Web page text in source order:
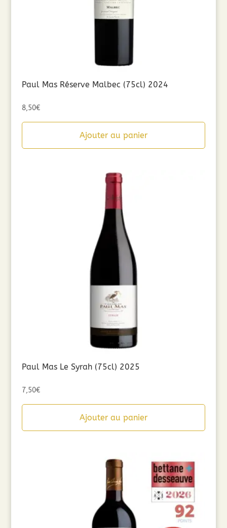
Paul Mas Réserve Malbec (75cl) 2024
8,50€
Ajouter au panier
Paul Mas Le Syrah (75cl) 2025
7,50€
Ajouter au panier